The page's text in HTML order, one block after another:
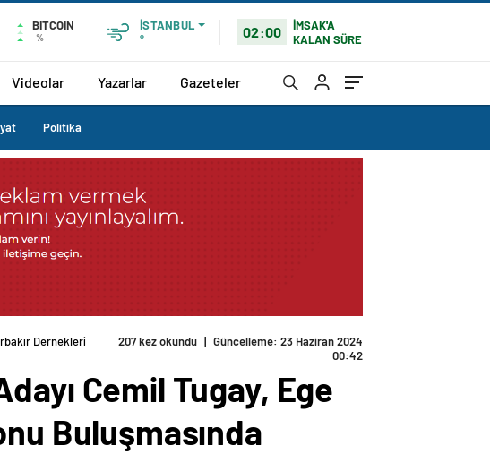
BITCOIN
%
İSTANBUL
°
02:00
İMSAK'A
KALAN SÜRE
Videolar Yazarlar Gazeteler
Politika
Dernekleri
207 kez okundu | Güncelleme: 23 Haziran 2024
00:42
Cemil Tugay, Ege
Buluşmasında